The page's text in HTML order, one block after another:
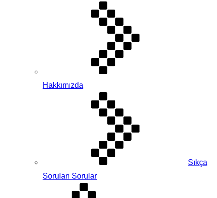
Hakkımızda
Sıkça
Sorulan Sorular